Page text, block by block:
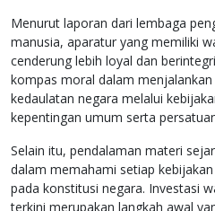
Menurut laporan dari lembaga
manusia, aparatur yang memiliki
cenderung lebih loyal dan
kompas moral dalam
kedaulatan negara melalui
kepentingan umum serta
Selain itu, pendalaman materi
dalam memahami setiap
pada konstitusi negara. Investasi
terkini merupakan langkah awal